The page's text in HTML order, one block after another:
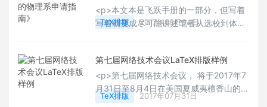
<p>本文本是飞跃手册的一部分，但写着
写着就变成尽可能讲述笔者从选校到体检
(主要是偏见)。笔者目前主要的方向是拓
扑量子物态，一个凝聚态理论的小分支，
文中有些偏见可能只针对于该方向。申请
的学校范围主要包括美国，加拿大，欧
TeX排版 2017年08月04日
第七届网络技术会议LaTeX排版样例
<p>第七届网络技术会议， 将于2017年7
月31日至8月4日在美国夏威夷檀香山的
SHERATON PRINCESS KAIULANI酒店
TeX排版 2017年07月31日